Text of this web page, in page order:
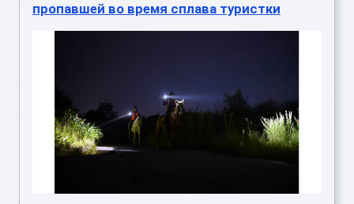
пропавшей во время сплава туристки